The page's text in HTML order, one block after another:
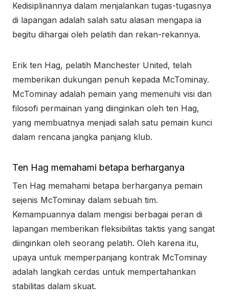
Kedisiplinannya dalam menjalankan tugas-tugasnya
di lapangan adalah salah satu alasan mengapa ia
begitu dihargai oleh pelatih dan rekan-rekannya.
Erik ten Hag, pelatih Manchester United, telah
memberikan dukungan penuh kepada McTominay.
McTominay adalah pemain yang memenuhi visi dan
filosofi permainan yang diinginkan oleh ten Hag,
yang membuatnya menjadi salah satu pemain kunci
dalam rencana jangka panjang klub.
Ten Hag memahami betapa berharganya
Ten Hag memahami betapa berharganya pemain
sejenis McTominay dalam sebuah tim.
Kemampuannya dalam mengisi berbagai peran di
lapangan memberikan fleksibilitas taktis yang sangat
diinginkan oleh seorang pelatih. Oleh karena itu,
upaya untuk memperpanjang kontrak McTominay
adalah langkah cerdas untuk mempertahankan
stabilitas dalam skuat.